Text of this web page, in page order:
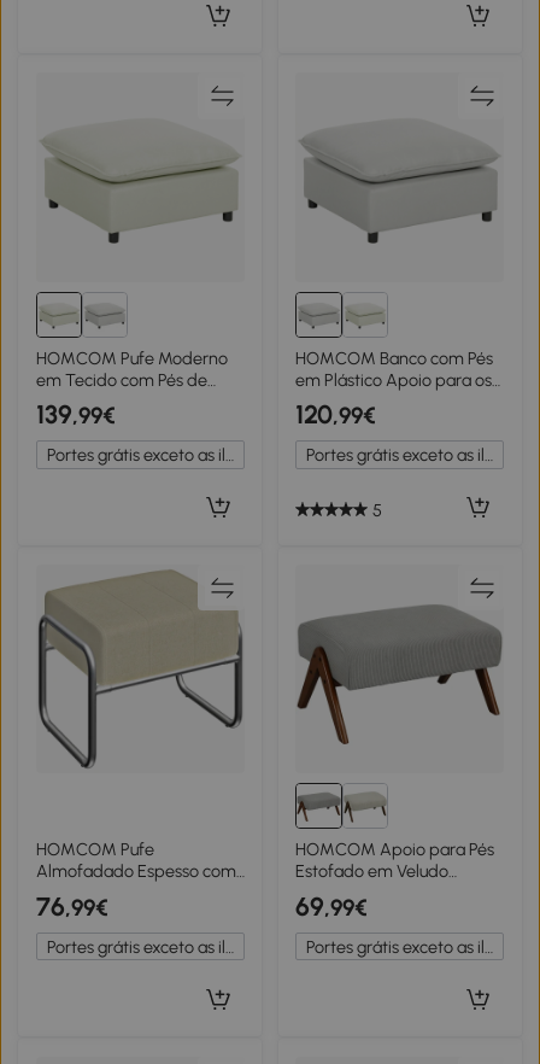
HOMCOM Pufe Moderno
em Tecido com Pés de
Plástico para Sala e Quarto
75 cm Creme Branco
139,99€
Portes grátis exceto as ilhas
HOMCOM Banco com Pés
em Plástico Apoio para os
Pés Quadrado para Sala
Puff para Quarto/Entrada
75x75x40 cm Cinza
120,99€
Portes grátis exceto as ilhas
5
HOMCOM Pufe
Almofadado Espesso com
Tecido Chenille e Pernas de
Aço para Quarto Bege
76,99€
HOMCOM Apoio para Pés
Estofado em Veludo
Otomana Retangular com
Assento Almofadado e Pés
de Madeira 69x47x36 cm
Cinzento Claro
69,99€